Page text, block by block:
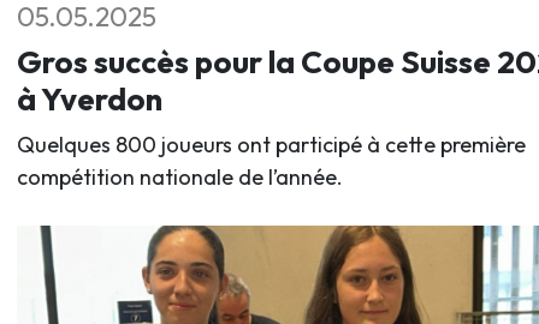
05.05.2025
Gros succès pour la Coupe Suisse
à Yverdon
Quelques 800 joueurs ont participé à cette première
compétition nationale de l’année.